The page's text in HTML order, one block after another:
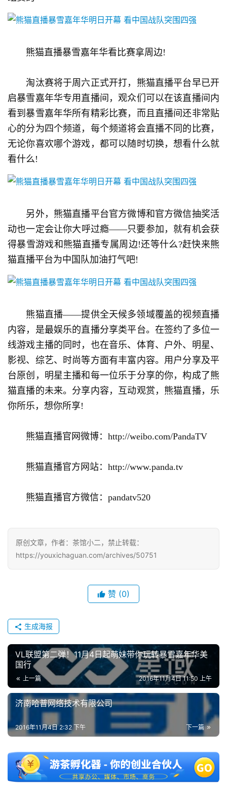
5
第
7
月
游
茶
对
接
海
站
中
文
熊猫直播暴雪嘉年华看比赛拿周边!
淘汰赛将于周六正式开打，熊猫直播平台早已开
启暴雪嘉年华专用直播间，观众们可以在该直播间内
看到暴雪嘉年华所有精彩比赛，而且直播间还非常贴
心的分为四个频道，每个频道将会直播不同的比赛，
无论你喜欢哪个游戏，都可以随时切换，想看什么就
看什么!
另外，熊猫直播平台官方微博和官方微信抽奖活
动也一定会让你大呼过瘾——只要参加，就有机会获
得暴雪游戏和熊猫直播专属周边!还等什么?赶快来熊
猫直播平台为中国队加油打气吧!
熊猫直播——提供全天候多领域覆盖的视频直播
内容，是最娱乐的直播分享类平台。在签约了多位一
线游戏主播的同时，也在音乐、体育、户外、明星、
影视、综艺、时尚等方面有丰富内容。用户分享及平
台原创，明星主播和每一位乐于分享的你，构成了熊
猫直播的未来。分享内容，互动观赏，熊猫直播，乐
你所乐，想你所享!
熊猫直播官网微博：http://weibo.com/PandaTV
熊猫直播官方网站：http://www.panda.tv
熊猫直播官方微信：pandatv520
原创文章，作者：茶馆小二，禁止转载：
https://youxichaguan.com/archives/50751
赞 (0)
生成海报
VL联盟第二弹！11月4日起萌妹带你玩转暴雪嘉年华美
国行
上一篇 2016年11月4日 11:50 上午
济南哈普网络技术有限公司
下一篇
2016年11月4日 2:32 下午